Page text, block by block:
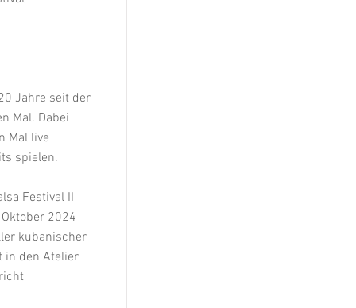
Jahre seit der
Mal. Dabei
Mal live
spielen.
Festival II
2024
kubanischer
in den Atelier